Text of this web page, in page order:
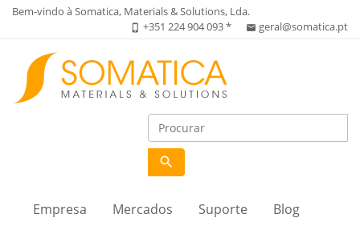
Bem-vindo à Somatica, Materials & Solutions, Lda.
phone_iphone +351 224 904 093 * email geral@somatica.pt
search
Empresa Mercados Suporte
Blog